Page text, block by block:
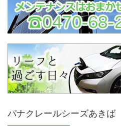
パナクレールシーズあきば